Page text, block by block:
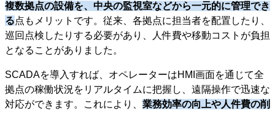
複数拠点の設備を、中央の監視室などから一元的に管理でき
る点もメリットです。従来、各拠点に担当者を配置したり、
巡回点検したりする必要があり、人件費や移動コストが負担
となることがありました。
SCADAを導入すれば、オペレーターはHMI画面を通じて全
拠点の稼働状況をリアルタイムに把握し、遠隔操作で迅速な
対応ができます。これにより、 業務効率の向上や人件費の削